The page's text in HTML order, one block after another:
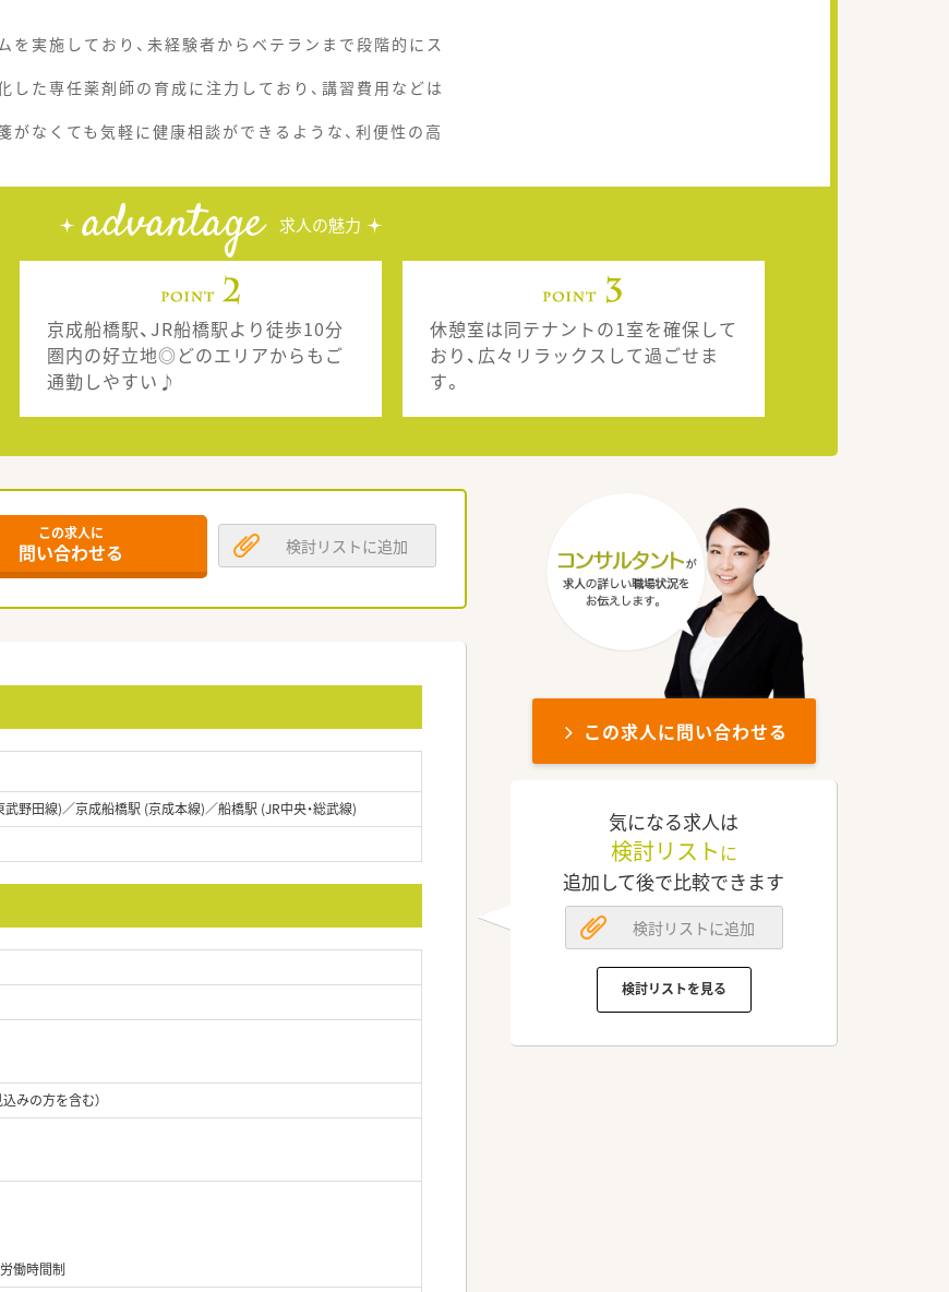
実施しており、未経験者からベテランまで段階的にス
た専任薬剤師の育成に注力しており、講習費用などは
なくても気軽に健康相談ができるような、利便性の高
advantage 求人の魅力
京成船橋駅、JR船橋駅より徒歩10分
圏内の好立地◎どのエリアからもご
通勤しやすい♪
休憩室は同テナントの1室を確保して
おり、広々リラックスして過ごせま
す。
この求人に
問い合わせる 検討リストに追加
野田線)／京成船橋駅 (京成本線)／船橋駅 (JR中央・総武線)
みの方を含む）
働時間制
この求人に問い合わせる
気になる求人は
検討リスト に
追加して後で比較できます
検討リストに追加
検討リストを見る